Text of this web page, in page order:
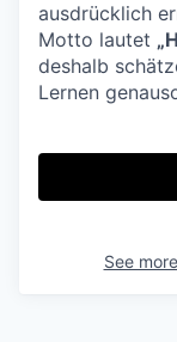
ausdrücklich
Motto lautet
deshalb
Lernen
See